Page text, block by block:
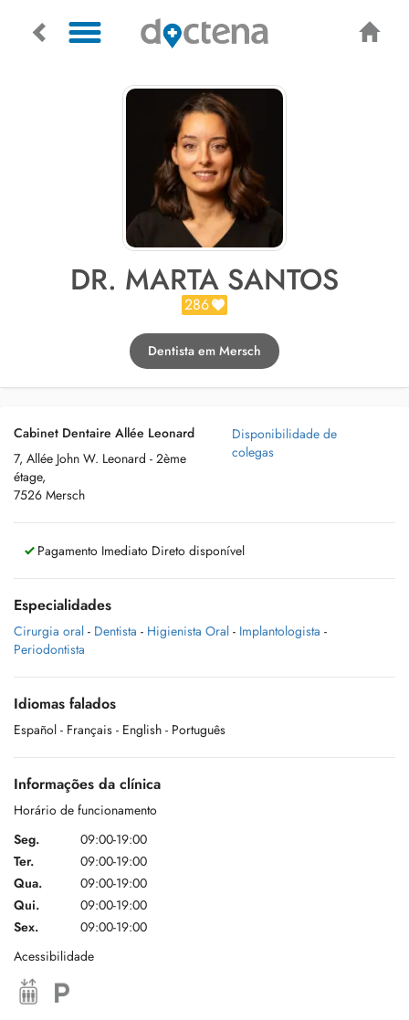
DR. MARTA SANTOS
286
Dentista em Mersch
Cabinet Dentaire Allée Leonard
7, Allée John W. Leonard - 2ème
étage,
7526 Mersch
Disponibilidade de
colegas
Pagamento Imediato Direto disponível
Especialidades
Cirurgia oral - Dentista - Higienista Oral - Implantologista -
Periodontista
Idiomas falados
Español - Français - English - Português
Informações da clínica
Horário de funcionamento
Seg.
09:00-19:00
Ter.
09:00-19:00
Qua.
09:00-19:00
Qui.
09:00-19:00
Sex.
09:00-19:00
Acessibilidade